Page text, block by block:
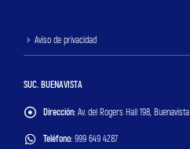
Aviso de privacidad
SUC. BUENAVISTA
Dirección: Av. del Rogers Hall 198, Buenavista
Teléfono: 999 649 4287